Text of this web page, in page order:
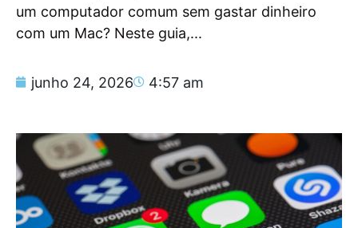
um computador comum sem gastar dinheiro
com um Mac? Neste guia,...
junho 24, 2026 4:57 am